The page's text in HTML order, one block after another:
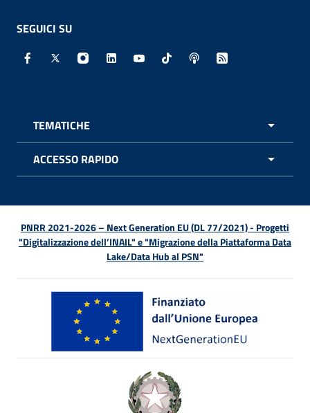
SEGUICI SU
Facebook - Sito esterno - Apertura in nuova finestra
X - Sito esterno - Apertura in nuova finestra
Instagram - Sito esterno - Apertura in
Linkedin - Sito esterno - Apertura in
Youtube - Sito esterno -
TikTok - Sito esterno -
Spreaker - Sito
Feed RSS -
TEMATICHE
ACCESSO RAPIDO
PNRR 2021-2026 – Next Generation EU (DL 77/2021) - Progetti
"Digitalizzazione dell’INAIL" e "Migrazione della Piattaforma Data
Lake/Data Hub al PSN"